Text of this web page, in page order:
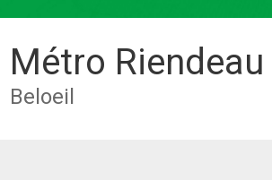
Métro Riendeau
Beloeil